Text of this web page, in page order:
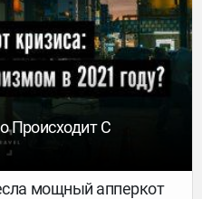
Происходит С
мощный апперкот